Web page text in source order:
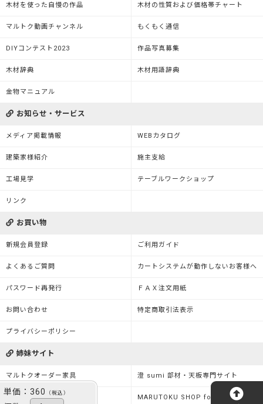
単価：360 （税込）
木材を使った自慢の作品 木材の性質および価格帯チャート
マルトク動画チャンネル もくもく通信
DIYコンテスト2023 作品写真募集
木材辞典 木材用語辞典
金物マニュアル
お知らせ・サービス
メディア掲載情報 WEBカタログ
建築家様紹介 施主支給
工場見学 テーブルワークショップ
リンク
お買い物
新規会員登録 ご利用ガイド
よくあるご質問 カートシステムが動作しないお客様へ
パスワード再発行 ＦＡＸ注文用紙
お問い合わせ 特定商取引法表示
プライバシーポリシー
姉妹サイト
マルトクオーダー家具 澄 sumi 部材・天板専門サイト
m3 PRODUCT
MARUTOKU SHOP for Business